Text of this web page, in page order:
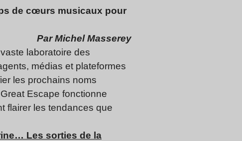
de cœurs musicaux pour
Par Michel Masserey
laboratoire des
médias et plateformes
les prochains noms
Escape fonctionne
flairer les tendances que
Les sorties de la